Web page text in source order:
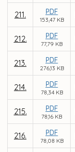
211. PDF
153,47 KB
212. PDF
77,79 KB
213. PDF
276,13 KB
214. PDF
78,34 KB
215. PDF
78,16 KB
216. PDF
78,08 KB